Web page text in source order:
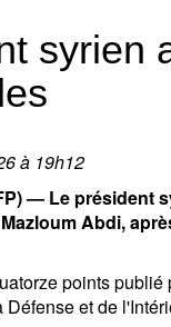
syrien
à 19h12
— Le président
Abdi,
points
et de